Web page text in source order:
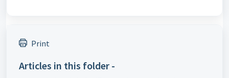
Print
Articles in this folder -